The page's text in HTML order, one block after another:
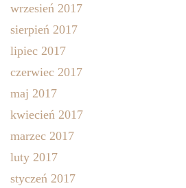
wrzesień 2017
sierpień 2017
lipiec 2017
czerwiec 2017
maj 2017
kwiecień 2017
marzec 2017
luty 2017
styczeń 2017